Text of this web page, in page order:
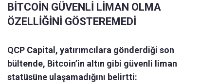
BİTCOİN GÜVENLİ LİMAN OLMA
ÖZELLİĞİNİ GÖSTEREMEDİ
QCP Capital, yatırımcılara gönderdiği son
bültende, Bitcoin’in altın gibi güvenli liman
statüsüne ulaşamadığını belirtti: